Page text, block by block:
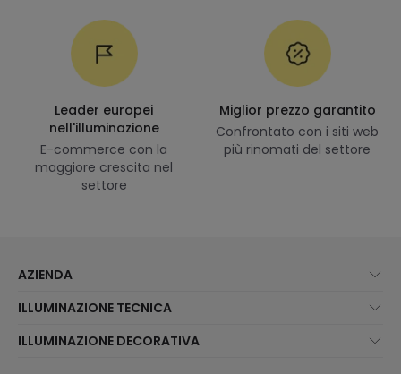
Leader europei
nell'illuminazione
E-commerce con la
maggiore crescita nel
settore
Miglior prezzo garantito
Confrontato con i siti web
più rinomati del settore
AZIENDA
Assistenza Clienti
Metodi di spedizione
ILLUMINAZIONE TECNICA
I migliori brand
ILLUMINAZIONE DECORATIVA